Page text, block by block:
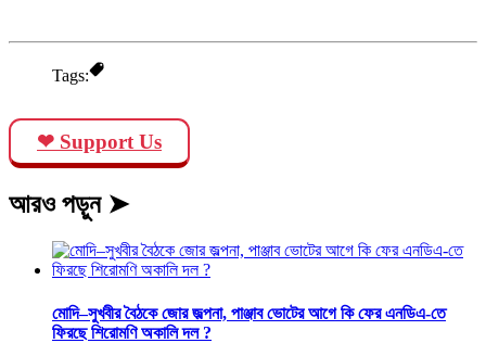
Tags:
❤ Support Us
আরও পড়ুন ➤
মোদি–সুখবীর বৈঠকে জোর জল্পনা, পাঞ্জাব ভোটের আগে কি ফের এনডিএ-তে
ফিরছে শিরোমণি অকালি দল ?